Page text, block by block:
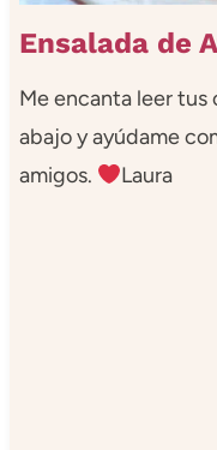
Ensalada de
Me encanta leer tus
abajo y ayúdame
amigos.
Laura